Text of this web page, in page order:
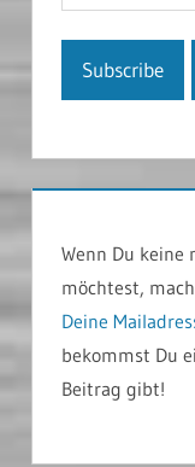
Wenn Du keine
möchtest,
Deine
bekommst Du
Beitrag gibt!